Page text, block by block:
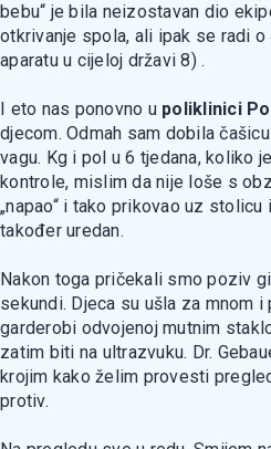
bebu“ je bila neizostavan dio
otkrivanje spola, ali ipak se radi
aparatu u cijeloj državi 8) .
I eto nas ponovno u poliklinici
djecom. Odmah sam dobila
vagu. Kg i pol u 6 tjedana, koliko
kontrole, mislim da nije loše s
„napao“ i tako prikovao uz
također uredan.
Nakon toga pričekali smo poziv
sekundi. Djeca su ušla za mnom
garderobi odvojenoj mutnim
zatim biti na ultrazvuku. Dr.
krojim kako želim provesti
protiv.